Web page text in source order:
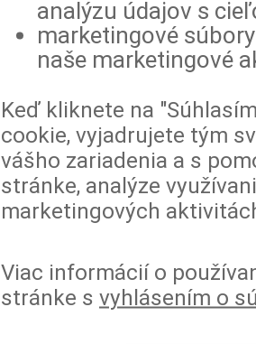
analýzu údajov s
marketingové
naše marketingové
Keď kliknete na
cookie, vyjadrujete tým
vášho zariadenia a s
stránke, analýze
marketingových
Viac informácií o
stránke s vyhlásením o